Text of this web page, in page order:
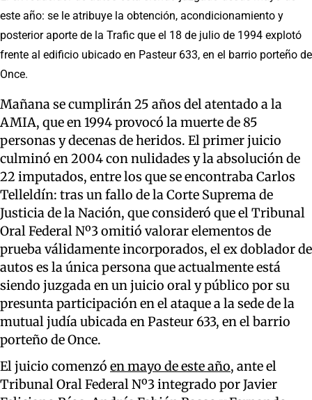
este año: se le atribuye la obtención, acondicionamiento y
posterior aporte de la Trafic que el 18 de julio de 1994 explotó
frente al edificio ubicado en Pasteur 633, en el barrio porteño de
Once.
Mañana se cumplirán 25 años del atentado a la
AMIA, que en 1994 provocó la muerte de 85
personas y decenas de heridos. El primer juicio
culminó en 2004 con nulidades y la absolución de
22 imputados, entre los que se encontraba Carlos
Telleldín: tras un fallo de la Corte Suprema de
Justicia de la Nación, que consideró que el Tribunal
Oral Federal Nº3 omitió valorar elementos de
prueba válidamente incorporados, el ex doblador de
autos es la única persona que actualmente está
siendo juzgada en un juicio oral y público por su
presunta participación en el ataque a la sede de la
mutual judía ubicada en Pasteur 633, en el barrio
porteño de Once.
El juicio comenzó en mayo de este año, ante el
Tribunal Oral Federal Nº3 integrado por Javier